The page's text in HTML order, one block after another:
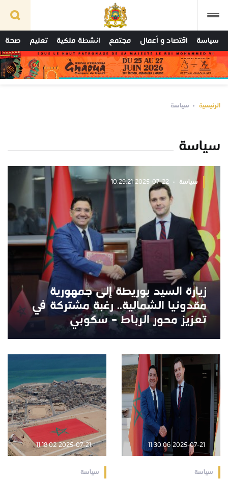
سياسة اقتصاد و أعمال مجتمع انشطة ملكية تعليم صحة
الرئيسية سياسة
سياسة
سياسة 2025-07-22 10:29:21
زيارة السيد بوريطة إلى جمهورية
مقدونيا الشمالية.. رغبة مشتركة في
تعزيز محور الرباط – سكوبي
2025-07-21 11:30:06
سياسة
2025-07-21 11:18:02
سياسة